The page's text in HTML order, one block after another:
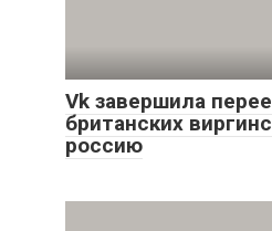
Vk завершила
британских
россию